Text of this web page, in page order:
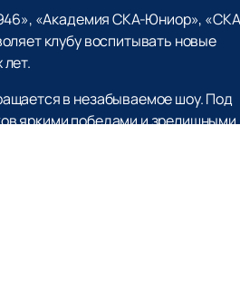
«Академия СКА-Юниор»,
клубу воспитывать новые
в незабываемое шоу. Под
яркими победами и зрелищными